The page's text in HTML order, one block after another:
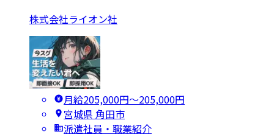
株式会社ライオン社
月給205,000円〜205,000円
宮城県 角田市
派遣社員・職業紹介